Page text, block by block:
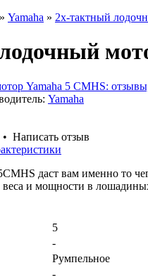
» Yamaha » 2х-тактный
Yamaha
• Написать отзыв
даст вам именно то
и мощности в
5
-
Румпельное
-